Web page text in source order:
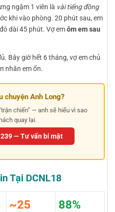
ngậm 1 viên là vài tiếng đồng
khi vào phòng. 20 phút sau, em
dài 45 phút. Vợ emôm em sau
Bây giờ hết 6 tháng, vợ em chủ
nhân em ổn.
chuyện Anh Long?
chiến” — anh sẽ hiểu vì sao
quay lại.
— Tư vấn bí mật
Tại DCNL18
~25 88%